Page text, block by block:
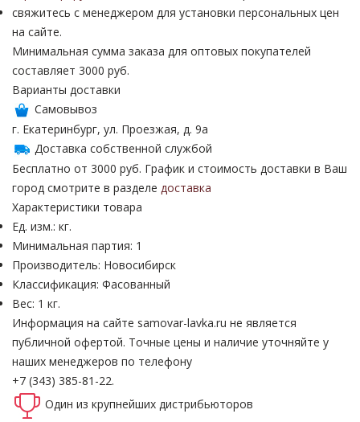
свяжитесь с менеджером для установки персональных цен
на сайте.
Минимальная сумма заказа для оптовых покупателей
составляет 3000 руб.
Варианты доставки
Самовывоз
г. Екатеринбург, ул. Проезжая, д. 9а
Доставка собственной службой
Бесплатно от 3000 руб. График и стоимость доставки в Ваш
город смотрите в разделе доставка
Характеристики товара
Ед. изм.: кг.
Минимальная партия: 1
Производитель: Новосибирск
Классификация: Фасованный
Вес: 1 кг.
Информация на сайте samovar-lavka.ru не является
публичной офертой. Точные цены и наличие уточняйте у
наших менеджеров по телефону
+7 (343) 385-81-22.
Один из крупнейших дистрибьюторов